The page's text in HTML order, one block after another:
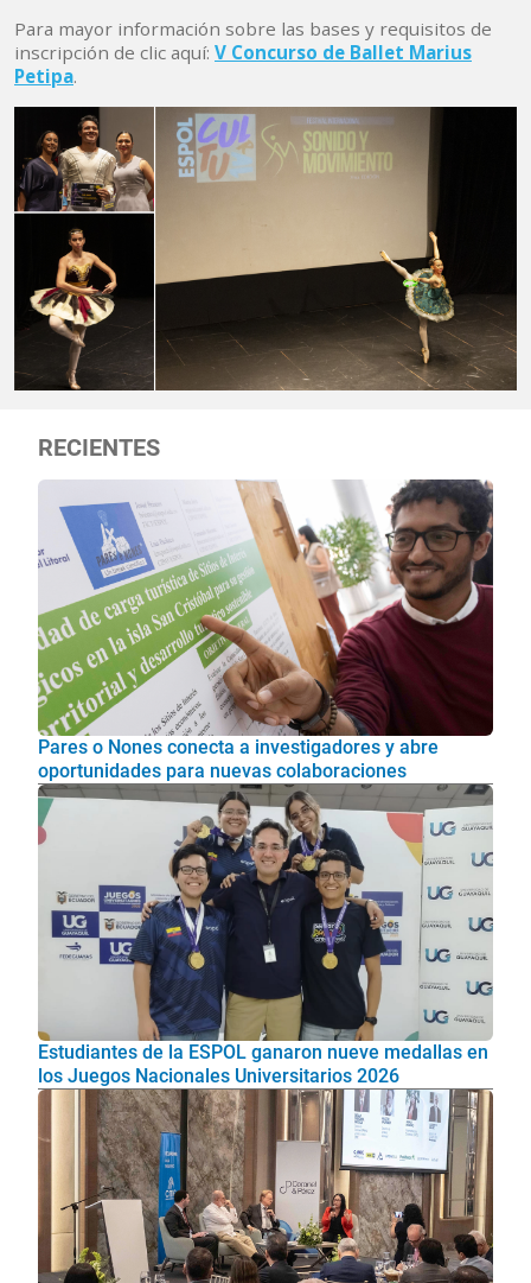
Para mayor información sobre las bases y requisitos de
inscripción de clic aquí: V Concurso de Ballet Marius
Petipa.
RECIENTES
Pares o Nones conecta a investigadores y abre
oportunidades para nuevas colaboraciones
Estudiantes de la ESPOL ganaron nueve medallas en
los Juegos Nacionales Universitarios 2026